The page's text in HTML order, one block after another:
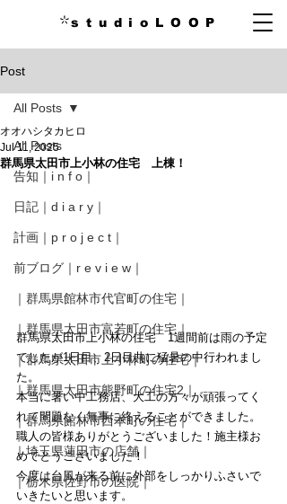
s t u d i o L O O P
Post
All Posts
告知｜i n f o｜
日記｜d i a r y｜
計画｜p r o j e c t｜
前ブログ｜r e v i e w｜
｜群馬県館林市代官町の住宅｜
｜群馬県太田市富若町の住宅｜
｜群馬県太田市上小林町の住宅｜
｜群馬県太田市熊野町の住宅2｜
｜群馬県館林市西本町の住宅｜
｜埼玉県蓮田市の店舗｜
｜栃木県佐野市の医院｜
All Posts
群馬県太田市上小林の住宅 上棟！
オオハシタカヒロ
Jul 11, 2025
群馬県太田市上小林の住宅　1週間前は雨の予定
でしたが1日目、2日目共に猛暑の中行われまし
た。
本当に暑い中工務店、大工の方々が頑張ってく
れて問題なく無事に終えることができました。
職人の皆様ありがとうございました！施主様お
めでとうございました！
今度は台風が来る前に外部をしっかりふさいで
いきたいと思います。